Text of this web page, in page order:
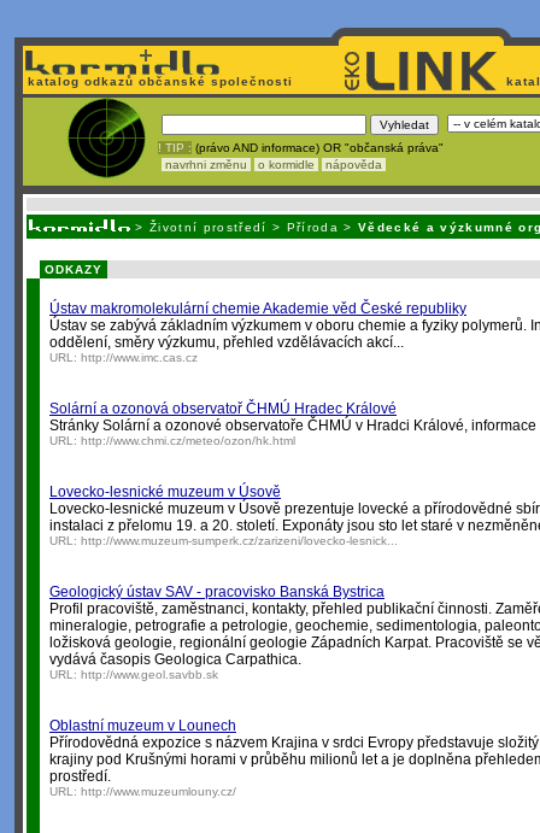
katalog odkazů občanské společnosti
! TIP : (právo AND informace) OR "občanská práva"
navrhni změnu
o kormidle nápověda
> Životní prostředí > Příroda >Vědecké a výzkumné
ODKAZY
Ústav makromolekulární chemie Akademie věd České republiky
Ústav se zabývá základním výzkumem v oboru chemie a fyziky polymerů.
oddělení, směry výzkumu, přehled vzdělávacích akcí...
URL: http://www.imc.cas.cz
Solární a ozonová observatoř ČHMÚ Hradec Králové
Stránky Solární a ozonové observatoře ČHMÚ v Hradci Králové,
URL: http://www.chmi.cz/meteo/ozon/hk.html
Lovecko-lesnické muzeum v Úsově
Lovecko-lesnické muzeum v Úsově prezentuje lovecké a přírodovědné
instalaci z přelomu 19. a 20. století. Exponáty jsou sto let staré v
URL: http://www.muzeum-sumperk.cz/zarizeni/lovecko-lesnick...
Geologický ústav SAV - pracovisko Banská Bystrica
Profil pracoviště, zaměstnanci, kontakty, přehled publikační činnosti.
mineralogie, petrografie a petrologie, geochemie, sedimentologia,
ložisková geologie, regionální geologie Západních Karpat. Pracoviště se
vydává časopis Geologica Carpathica.
URL: http://www.geol.savbb.sk
Oblastní muzeum v Lounech
Přírodovědná expozice s názvem Krajina v srdci Evropy představuje
krajiny pod Krušnými horami v průběhu milionů let a je doplněna
prostředí.
URL: http://www.muzeumlouny.cz/